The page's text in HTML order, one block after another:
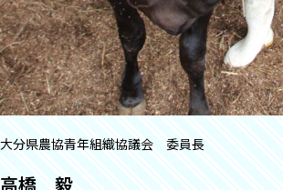
大分県農協青年組織協議会 委員長
高橋 毅